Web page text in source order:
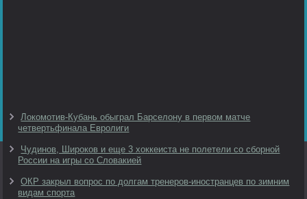
Локомотив-Кубань обыграл Барселону в первом матче
четвертьфинала Евролиги
Чудинов, Широков и еще 3 хоккеиста не полетели со сборной
России на игры со Словакией
ОКР закрыл вопрос по долгам тренеров-иностранцев по зимним
видам спорта